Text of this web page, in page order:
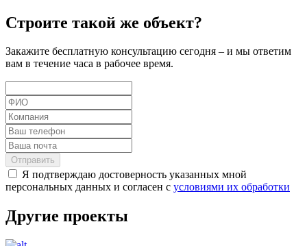
Строите такой же объект?
Закажите бесплатную консультацию сегодня – и мы ответим
вам в течение часа в рабочее время.
Отправить
Я подтверждаю достоверность указанных мной
персональных данных и согласен с условиями их обработки
Другие проекты